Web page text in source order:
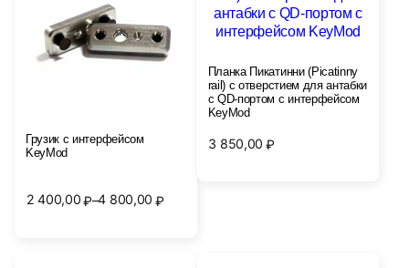
Грузик с интерфейсом
KeyMod
2 400,00₽–4 800,00 ₽
Диапазон
Планка Пикатинни (Picatinny
rail) с отверстием для антабки
с QD-портом с интерфейсом
KeyMod
3 850,00 ₽